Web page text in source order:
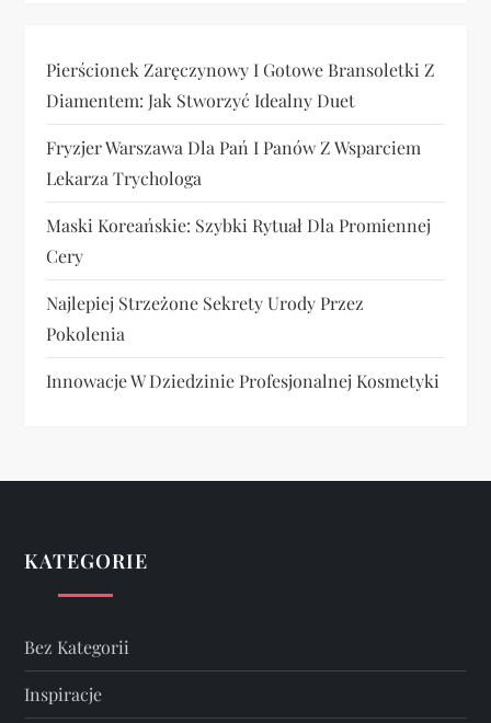
Pierścionek Zaręczynowy I Gotowe Bransoletki Z
Diamentem: Jak Stworzyć Idealny Duet
Fryzjer Warszawa Dla Pań I Panów Z Wsparciem
Lekarza Trychologa
Maski Koreańskie: Szybki Rytuał Dla Promiennej
Cery
Najlepiej Strzeżone Sekrety Urody Przez
Pokolenia
Innowacje W Dziedzinie Profesjonalnej Kosmetyki
KATEGORIE
Bez Kategorii
Inspiracje